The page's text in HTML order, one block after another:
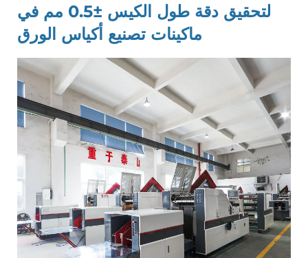
لتحقيق دقة طول الكيس ±0.5 مم في
ماكينات تصنيع أكياس الورق